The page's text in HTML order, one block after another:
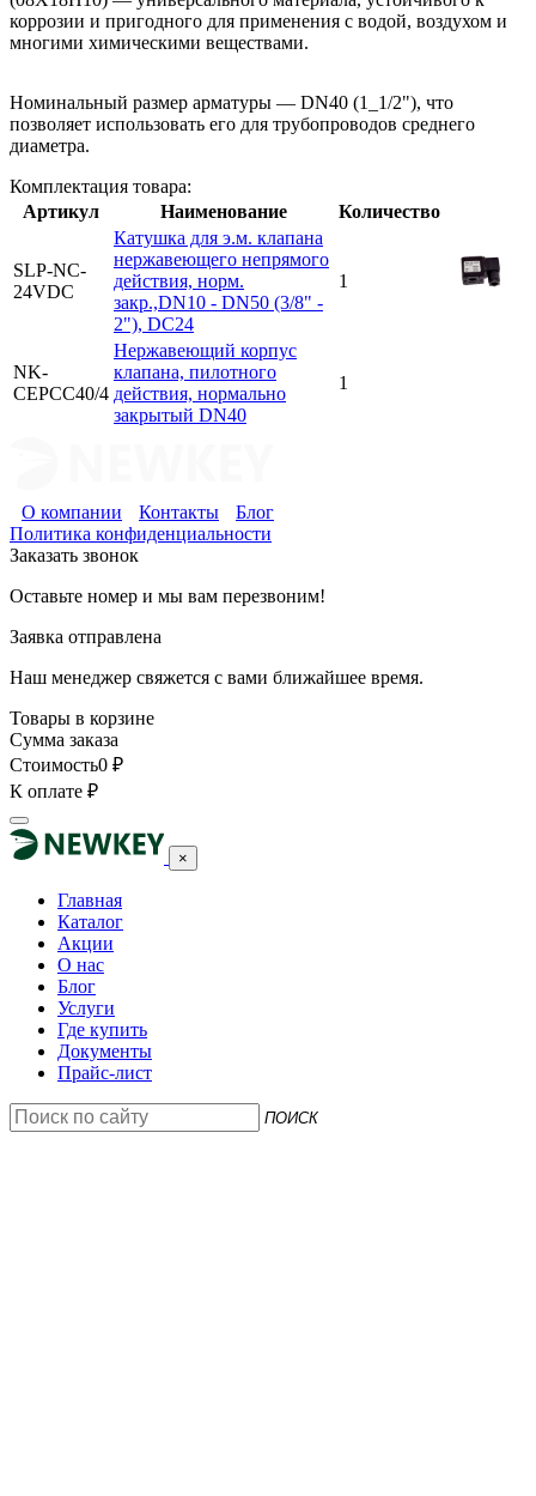
коррозии и пригодного для применения с водой, воздухом и
многими химическими веществами.
Номинальный размер арматуры — DN40 (1_1/2"), что
позволяет использовать его для трубопроводов среднего
диаметра.
Комплектация товара:
Артикул
Наименование Количество
SLP-NC-
24VDC
Катушка для э.м. клапана
нержавеющего непрямого
действия, норм.
закр.,DN10 - DN50 (3/8" -
2"), DC24
1
NK-
CEPCC40/4
Нержавеющий корпус
клапана, пилотного
действия, нормально
закрытый DN40
1
О компании Контакты
Блог
Политика конфиденциальности
Заказать звонок
Оставьте номер и мы вам перезвоним!
Заявка отправлена
Наш менеджер свяжется с вами ближайшее время.
Товары в корзине
Сумма заказа
Стоимость0 ₽
К оплате ₽
×
Главная
Каталог
Акции
О нас
Блог
Услуги
Где купить
Документы
Прайс-лист
ПОИСК